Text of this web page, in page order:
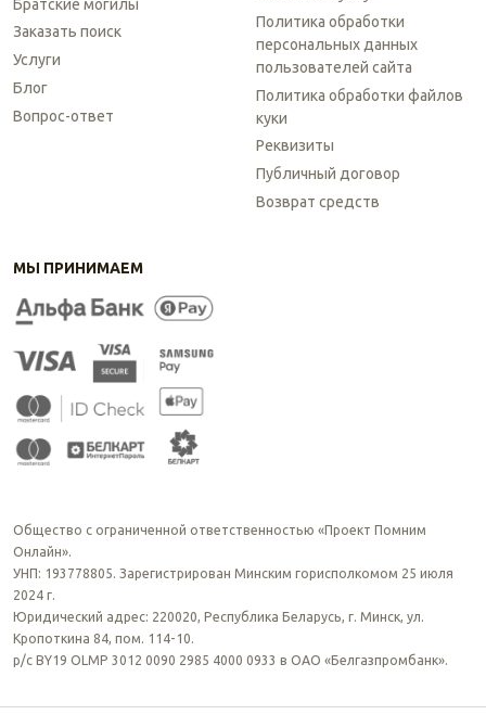
Братские могилы
Заказать поиск
Услуги
Блог
Вопрос-ответ
Политика обработки
персональных данных
пользователей сайта
Политика обработки файлов
куки
Реквизиты
Публичный договор
Возврат средств
МЫ ПРИНИМАЕМ
Общество с ограниченной ответственностью «Проект Помним
Онлайн».
УНП: 193778805. Зарегистрирован Минским горисполкомом 25 июля
2024 г.
Юридический адрес: 220020, Республика Беларусь, г. Минск, ул.
Кропоткина 84, пом. 114-10.
р/с BY19 OLMP 3012 0090 2985 4000 0933 в ОАО «Белгазпромбанк».